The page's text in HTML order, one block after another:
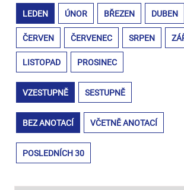
LEDEN ÚNOR BŘEZEN DUBEN
ČERVEN ČERVENEC SRPEN
LISTOPAD PROSINEC
VZESTUPNĚ SESTUPNĚ
BEZ ANOTACÍ VČETNĚ ANOTACÍ
POSLEDNÍCH 30